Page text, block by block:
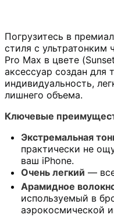
Погрузитесь в
стиля с ультратонким
Pro Max в цвете
аксессуар создан для
индивидуальность,
лишнего объема.
Ключевые
Экстремальная
практически не
ваш iPhone.
Очень легкий —
Арамидное
используемый в
аэрокосмической